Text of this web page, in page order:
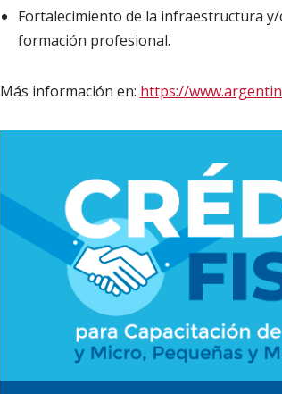
Fortalecimiento de la infraestructura
formación profesional.
Más información en: https://